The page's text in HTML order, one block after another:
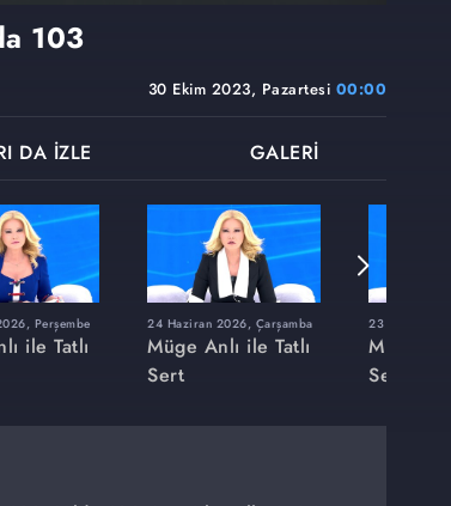
30 Ekim 2023, Pazartesi 00:00
103
DA İZLE GALERİ
Perşembe
ile Tatlı
24 Haziran 2026, Çarşamba
Müge Anlı ile Tatlı
Sert
23 Haziran
Müge
Sert